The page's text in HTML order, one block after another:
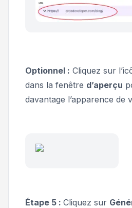
Optionnel : Cliquez sur
dans la fenêtre d’aperçu
davantage l’apparence de
Étape 5 : Cliquez sur